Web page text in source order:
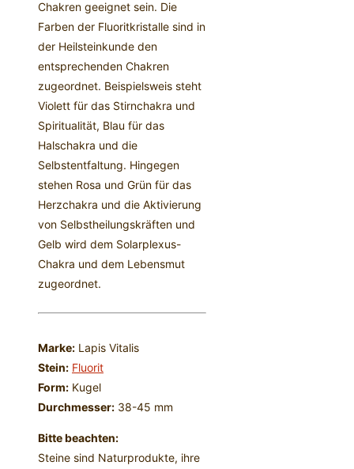
Chakren geeignet sein. Die
Farben der Fluoritkristalle sind in
der Heilsteinkunde den
entsprechenden Chakren
zugeordnet. Beispielsweis steht
Violett für das Stirnchakra und
Spiritualität, Blau für das
Halschakra und die
Selbstentfaltung. Hingegen
stehen Rosa und Grün für das
Herzchakra und die Aktivierung
von Selbstheilungskräften und
Gelb wird dem Solarplexus-
Chakra und dem Lebensmut
zugeordnet.
Marke: Lapis Vitalis
Stein: Fluorit
Form: Kugel
Durchmesser: 38-45 mm
Bitte beachten:
Steine sind Naturprodukte, ihre